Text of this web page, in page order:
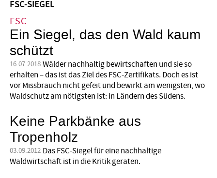
FSC-SIEGEL
FSC
Ein Siegel, das den Wald kaum
schützt
16.07.2018 Wälder nachhaltig bewirtschaften und sie so
erhalten – das ist das Ziel des FSC-Zertifikats. Doch es ist
vor Missbrauch nicht gefeit und bewirkt am wenigsten, wo
Waldschutz am nötigsten ist: in Ländern des Südens.
Keine Parkbänke aus
Tropenholz
03.09.2012 Das FSC-Siegel für eine nachhaltige
Waldwirtschaft ist in die Kritik geraten.